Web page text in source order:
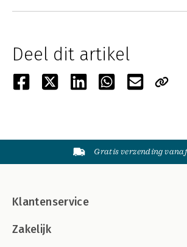
Deel dit artikel
Gratis verzending
Klantenservice
Zakelijk